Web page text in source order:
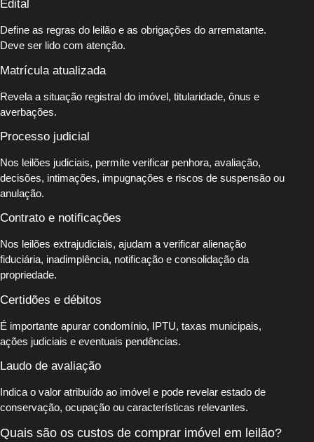
Edital
Define as regras do leilão e as obrigações do arrematante.
Deve ser lido com atenção.
Matrícula atualizada
Revela a situação registral do imóvel, titularidade, ônus e
averbações.
Processo judicial
Nos leilões judiciais, permite verificar penhora, avaliação,
decisões, intimações, impugnações e riscos de suspensão ou
anulação.
Contrato e notificações
Nos leilões extrajudiciais, ajudam a verificar alienação
fiduciária, inadimplência, notificação e consolidação da
propriedade.
Certidões e débitos
É importante apurar condomínio, IPTU, taxas municipais,
ações judiciais e eventuais pendências.
Laudo de avaliação
Indica o valor atribuído ao imóvel e pode revelar estado de
conservação, ocupação ou características relevantes.
Quais são os custos de comprar imóvel em leilão?